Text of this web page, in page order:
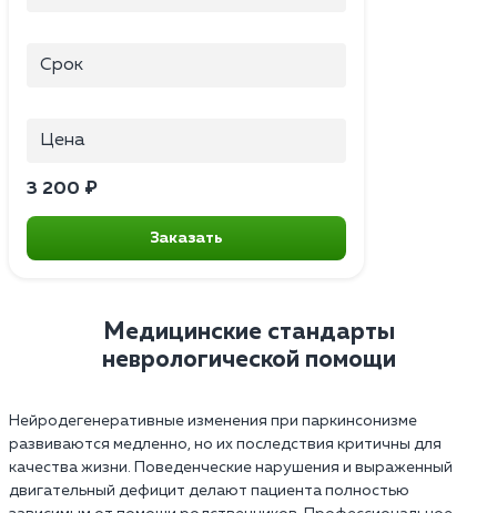
Срок
Цена
3 200 ₽
Заказать
Медицинские стандарты
неврологической помощи
Нейродегенеративные изменения при паркинсонизме
развиваются медленно, но их последствия критичны для
качества жизни. Поведенческие нарушения и выраженный
двигательный дефицит делают пациента полностью